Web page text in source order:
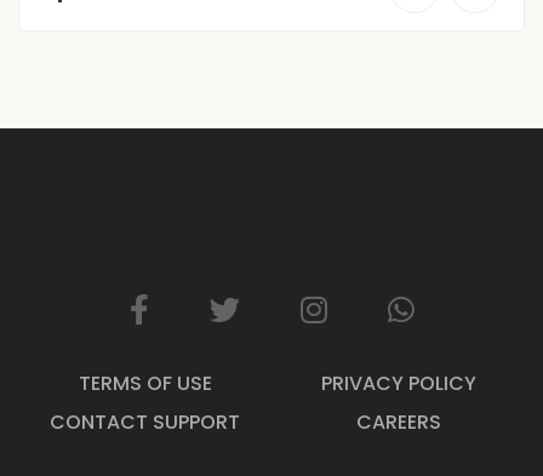
TERMS OF USE
PRIVACY POLICY
CONTACT SUPPORT
CAREERS